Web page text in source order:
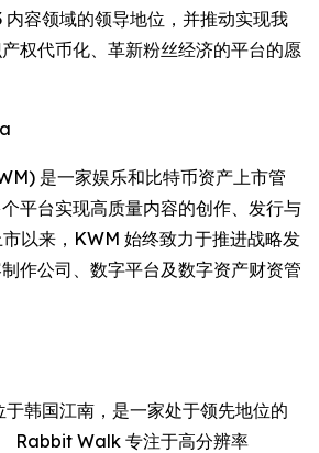
容领域的领导地位，并推动实现我
权代币化、革新粉丝经济的平台的愿
是一家娱乐和比特币资产上市管
平台实现高质量内容的创作、发行与
以来，KWM 始终致力于推进战略发
作公司、数字平台及数字资产财资管
韩国江南，是一家处于领先地位的
Rabbit Walk 专注于高分辨率